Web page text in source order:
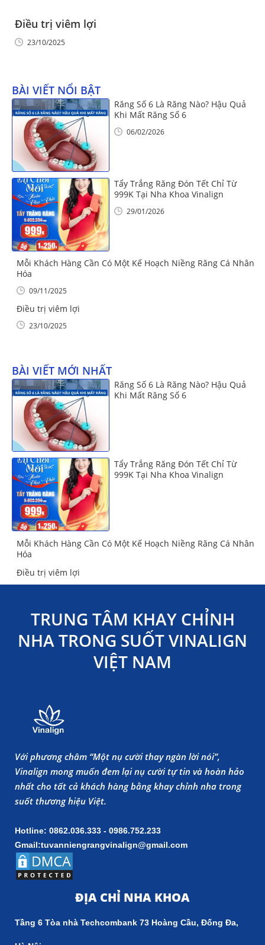
Điều trị viêm lợi
23/10/2025
BÀI VIẾT NỔI BẬT
Răng Số 6 Là Răng Nào? Hậu Quả
Khi Mất Răng Số 6
06/02/2026
Tẩy Trắng Răng Đón Tết Chỉ Từ
999K Tại Nha Khoa Vinalign
29/01/2026
Mỗi Khách Hàng Cần Có Một Kế Hoạch Niềng Răng Cá Nhân
Hóa
09/11/2025
Điều trị viêm lợi
23/10/2025
BÀI VIẾT MỚI NHẤT
Răng Số 6 Là Răng Nào? Hậu Quả
Khi Mất Răng Số 6
Tẩy Trắng Răng Đón Tết Chỉ Từ
999K Tại Nha Khoa Vinalign
Mỗi Khách Hàng Cần Có Một Kế Hoạch Niềng Răng Cá Nhân
Hóa
Điều trị viêm lợi
TRUNG TÂM KHAY CHỈNH
NHA TRONG SUỐT VINALIGN
VIỆT NAM
Với phương châm “Một nụ cười thay ngàn lời nói”,
Vinalign mong muốn đem lại nụ cười tự tin và hoàn hảo
nhất cho tất cả khách hàng bằng khay chỉnh nha trong
suốt thương hiệu Việt.
Hotline: 0862.036.333 - 0986.752.233
Gmail:tuvanniengrangvinalign@gmail.com
ĐỊA CHỈ NHA KHOA
Tầng 6 Tòa nhà Techcombank 73 Hoàng Cầu, Đống Đa,